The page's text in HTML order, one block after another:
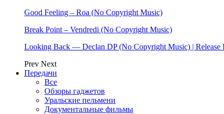
Good Feeling – Roa (No Copyright Music)
Break Point – Vendredi (No Copyright Music)
Looking Back — Declan DP (No Copyright Music) | Release
Prev Next
Передачи
Все
Обзоры гаджетов
Уральские пельмени
Документальные фильмы